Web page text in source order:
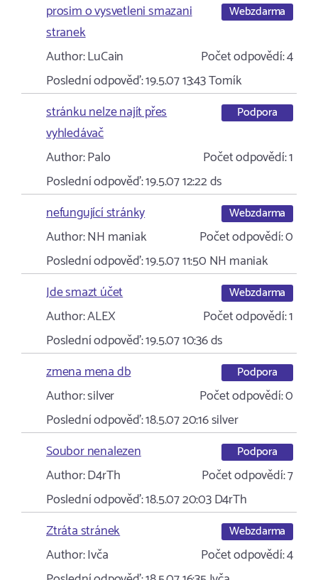
prosim o vysvetleni smazani
stranek
Webzdarma
Author:LuCain Počet odpovědí:4
Poslední odpověď:19.5.07 13:43Tomík
stránku nelze najít přes
vyhledávač
Podpora
Author:Palo Počet odpovědí:1
Poslední odpověď:19.5.07 12:22ds
nefungující stránky
Webzdarma
Author:NH maniak Počet odpovědí:0
Poslední odpověď:19.5.07 11:50 NH maniak
Jde smazt účet
Webzdarma
Author:ALEX Počet odpovědí:1
Poslední odpověď:19.5.07 10:36ds
zmena mena db
Podpora
Author:silver Počet odpovědí:0
Poslední odpověď:18.5.07 20:16silver
Soubor nenalezen
Podpora
Author:D4rTh Počet odpovědí:7
Poslední odpověď:18.5.07 20:03D4rTh
Ztráta stránek
Webzdarma
Author:Ivča Počet odpovědí:4